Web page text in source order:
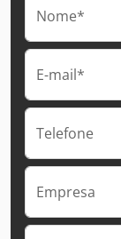
Nome*
E-mail*
Telefone
Empresa